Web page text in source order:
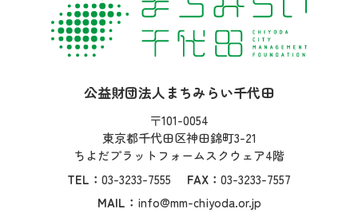
社名：
公益財団法人まちみらい千代田
住所：
〒101-0054
東京都千代田区神田錦町3-21
ちよだプラットフォームスクウェア4階
TEL： 03-3233-7555 FAX： 03-3233-7557
MAIL： info@mm-chiyoda.or.jp